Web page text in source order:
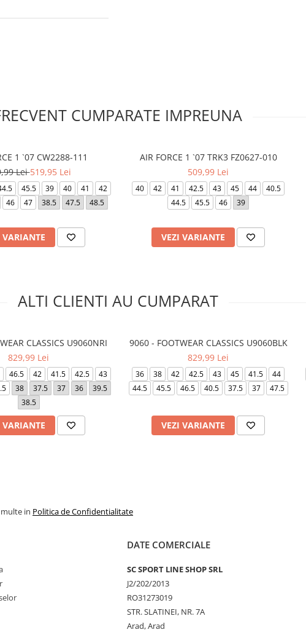
CUMPARATE IMPREUNA
1 `07 CW2288-111
Lei519,95 Lei
45.5 39 40 41
42
46 47 38.5 47.5 48.5
VARIANTE
AIR FORCE 1 `07 TRK3 FZ0627-010
509,99 Lei
40 42 41 42.5 43 45 44
40.5
44.5
45.5 46 39
VEZI VARIANTE
ALTI CLIENTI AU CUMPARAT
CLASSICS U9060NRI
829,99 Lei
46.5 42 41.5 42.5
43
38 37.5 37 36
39.5
38.5
VARIANTE
9060 - FOOTWEAR CLASSICS U9060BLK
829,99 Lei
36 38 42 42.5 43 45 41.5
44
44.5
45.5 46.5 40.5 37.5 37 47.5
VEZI VARIANTE
in Politica de Confidentialitate
DATE COMERCIALE
SC SPORT LINE SHOP SRL
J2/202/2013
RO31273019
STR. SLATINEI, NR. 7A
Arad, Arad